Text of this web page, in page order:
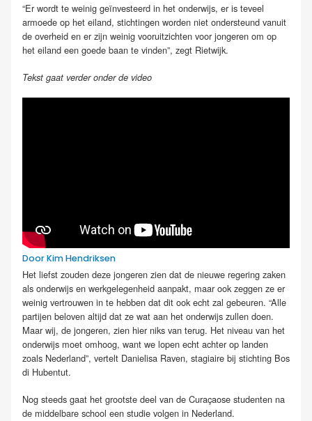
“Er wordt te weinig geïnvesteerd in het onderwijs, er is teveel
armoede op het eiland, stichtingen worden niet ondersteund vanuit
de overheid en er zijn weinig vooruitzichten voor jongeren om op
het eiland een goede baan te vinden”, zegt Rietwijk.
Tekst gaat verder onder de video
Door Kim Hendriksen
Het liefst zouden deze jongeren zien dat de nieuwe regering zaken
als onderwijs en werkgelegenheid aanpakt, maar ook zeggen ze er
weinig vertrouwen in te hebben dat dit ook echt zal gebeuren. “Alle
partijen beloven altijd dat ze wat aan het onderwijs zullen doen.
Maar wij, de jongeren, zien hier niks van terug. Het niveau van het
onderwijs moet omhoog, want we lopen echt achter op landen
zoals Nederland”, vertelt Danielisa Raven, stagiaire bij stichting Bos
di Hubentut.
Nog steeds gaat het grootste deel van de Curaçaose studenten na
de middelbare school een studie volgen in Nederland.